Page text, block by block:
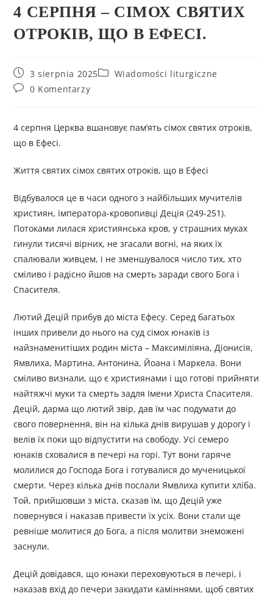
4 СЕРПНЯ – СІМОХ СВЯТИХ
ОТРОКІВ, ЩО В ЕФЕСІ.
3 sierpnia 2025
Wiadomości liturgiczne
0 Komentarzy
4 серпня Церква вшановує пам’ять сімох святих отроків,
що в Ефесі.
Життя святих сімох святих отроків, що в Ефесі
Відбувалося це в часи одного з найбільших мучителів
християн, імператора-кровопивці Деція (249-251).
Потоками лилася християнська кров, у страшних муках
гинули тисячі вірних, не згасали вогні, на яких їх
спалювали живцем, і не зменшувалося число тих, хто
сміливо і радісно йшов на смерть заради свого Бога і
Спасителя.
Лютий Децій прибув до міста Ефесу. Серед багатьох
інших привели до нього на суд сімох юнаків із
найзнаменитіших родин міста – Максиміліяна, Діонисія,
Ямвлиха, Мартина, Антонина, Йоана і Маркела. Вони
сміливо визнали, що є християнами і що готові прийняти
найтяжчі муки та смерть задля Імени Христа Спасителя.
Децій, дарма що лютий звір, дав їм час подумати до
свого повернення, він на кілька днів вирушав у дорогу і
велів їх поки що відпустити на свободу. Усі семеро
юнаків сховалися в печері на горі. Тут вони гаряче
молилися до Господа Бога і готувалися до мученицької
смерти. Через кілька днів послали Ямвлиха купити хліба.
Той, прийшовши з міста, сказав їм, що Децій уже
повернувся і наказав привести їх усіх. Вони стали ще
ревніше молитися до Бога, а після молитви знеможені
заснули.
Децій довідався, що юнаки переховуються в печері, і
наказав вхід до печери закидати каміннями, щоб святих